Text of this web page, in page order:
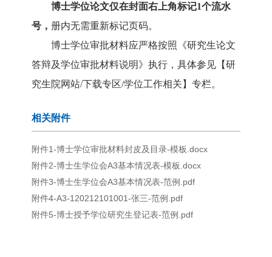
博士学位论文仅在封面右上角标记1个流水
号 ， 册内无需重新标记页码。
博士学位审批材料应严格按照《研究生论文
答辩及学位审批材料说明》执行，具体参见【研
究生院网站/下载专区/学位工作相关】专栏。
相关附件
附件1-博士学位审批材料封皮及目录-模板.docx
附件2-博士生学位会A3基本情况表-模板.docx
附件3-博士生学位会A3基本情况表-范例.pdf
附件4-A3-120212101001-张三-范例.pdf
附件5-博士授予学位研究生登记表-范例.pdf